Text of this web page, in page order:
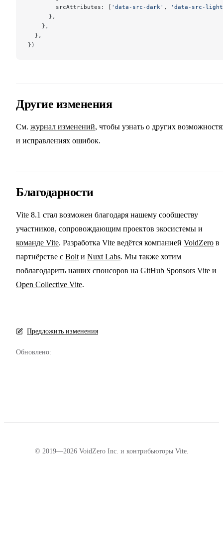
        srcAttributes: [
'data-src-dark' ,
'data-src-
      },
    },
  },
})
Другие изменения
См. журнал изменений, чтобы узнать о других
и исправлениях ошибок.
Благодарности
Vite 8.1 стал возможен благодаря нашему сообществу
участников, сопровождающим проектов экосистемы и
команде Vite. Разработка Vite ведётся компанией VoidZero в
партнёрстве с Bolt и Nuxt Labs. Мы также хотим
поблагодарить наших спонсоров на GitHub Sponsors Vite и
Open Collective Vite.
Предложить изменения
Обновлено:
© 2019—2026 VoidZero Inc. и контрибьюторы Vite.